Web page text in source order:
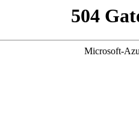
504
Microsoft-